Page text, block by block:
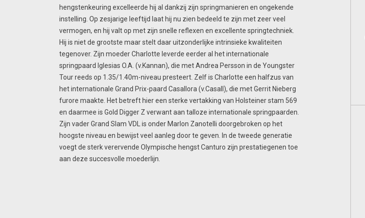
hengstenkeuring excelleerde hij al dankzij zijn springmanieren en ongekende
instelling. Op zesjarige leeftijd laat hij nu zien bedeeld te zijn met zeer veel
vermogen, en hij valt op met zijn snelle reflexen en excellente springtechniek.
Hij is niet de grootste maar stelt daar uitzonderlijke intrinsieke kwaliteiten
tegenover. Zijn moeder Charlotte leverde eerder al het internationale
springpaard Iglesias O.A. (v.Kannan), die met Andrea Persson in de Youngster
Tour reeds op 1.35/1.40m-niveau presteert. Zelf is Charlotte een halfzus van
het internationale Grand Prix-paard Casallora (v.Casall), die met Gerrit Nieberg
furore maakte. Het betreft hier een sterke vertakking van Holsteiner stam 569
en daarmee is Gold Digger Z verwant aan talloze internationale springpaarden.
Zijn vader Grand Slam VDL is onder Marlon Zanotelli doorgebroken op het
hoogste niveau en bewijst veel aanleg door te geven. In de tweede generatie
voegt de sterk verervende Olympische hengst Canturo zijn prestatiegenen toe
aan deze succesvolle moederlijn.